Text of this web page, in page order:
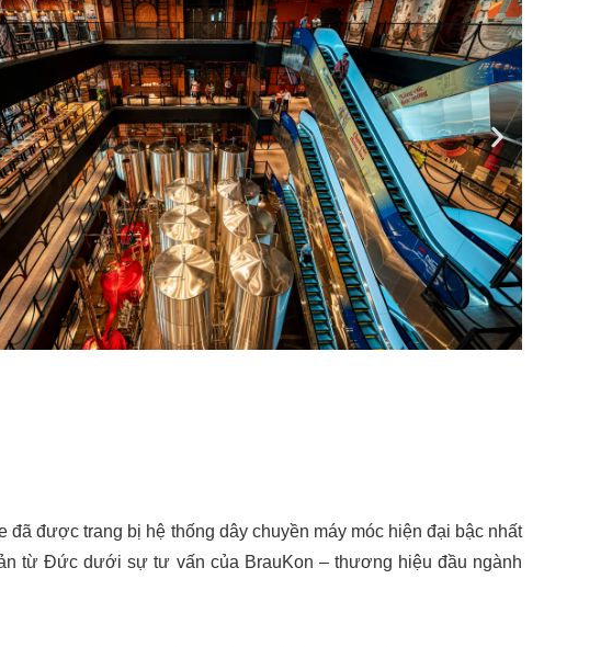
được trang bị hệ thống dây chuyền máy móc hiện đại bậc nhất
từ Đức dưới sự tư vấn của BrauKon – thương hiệu đầu ngành